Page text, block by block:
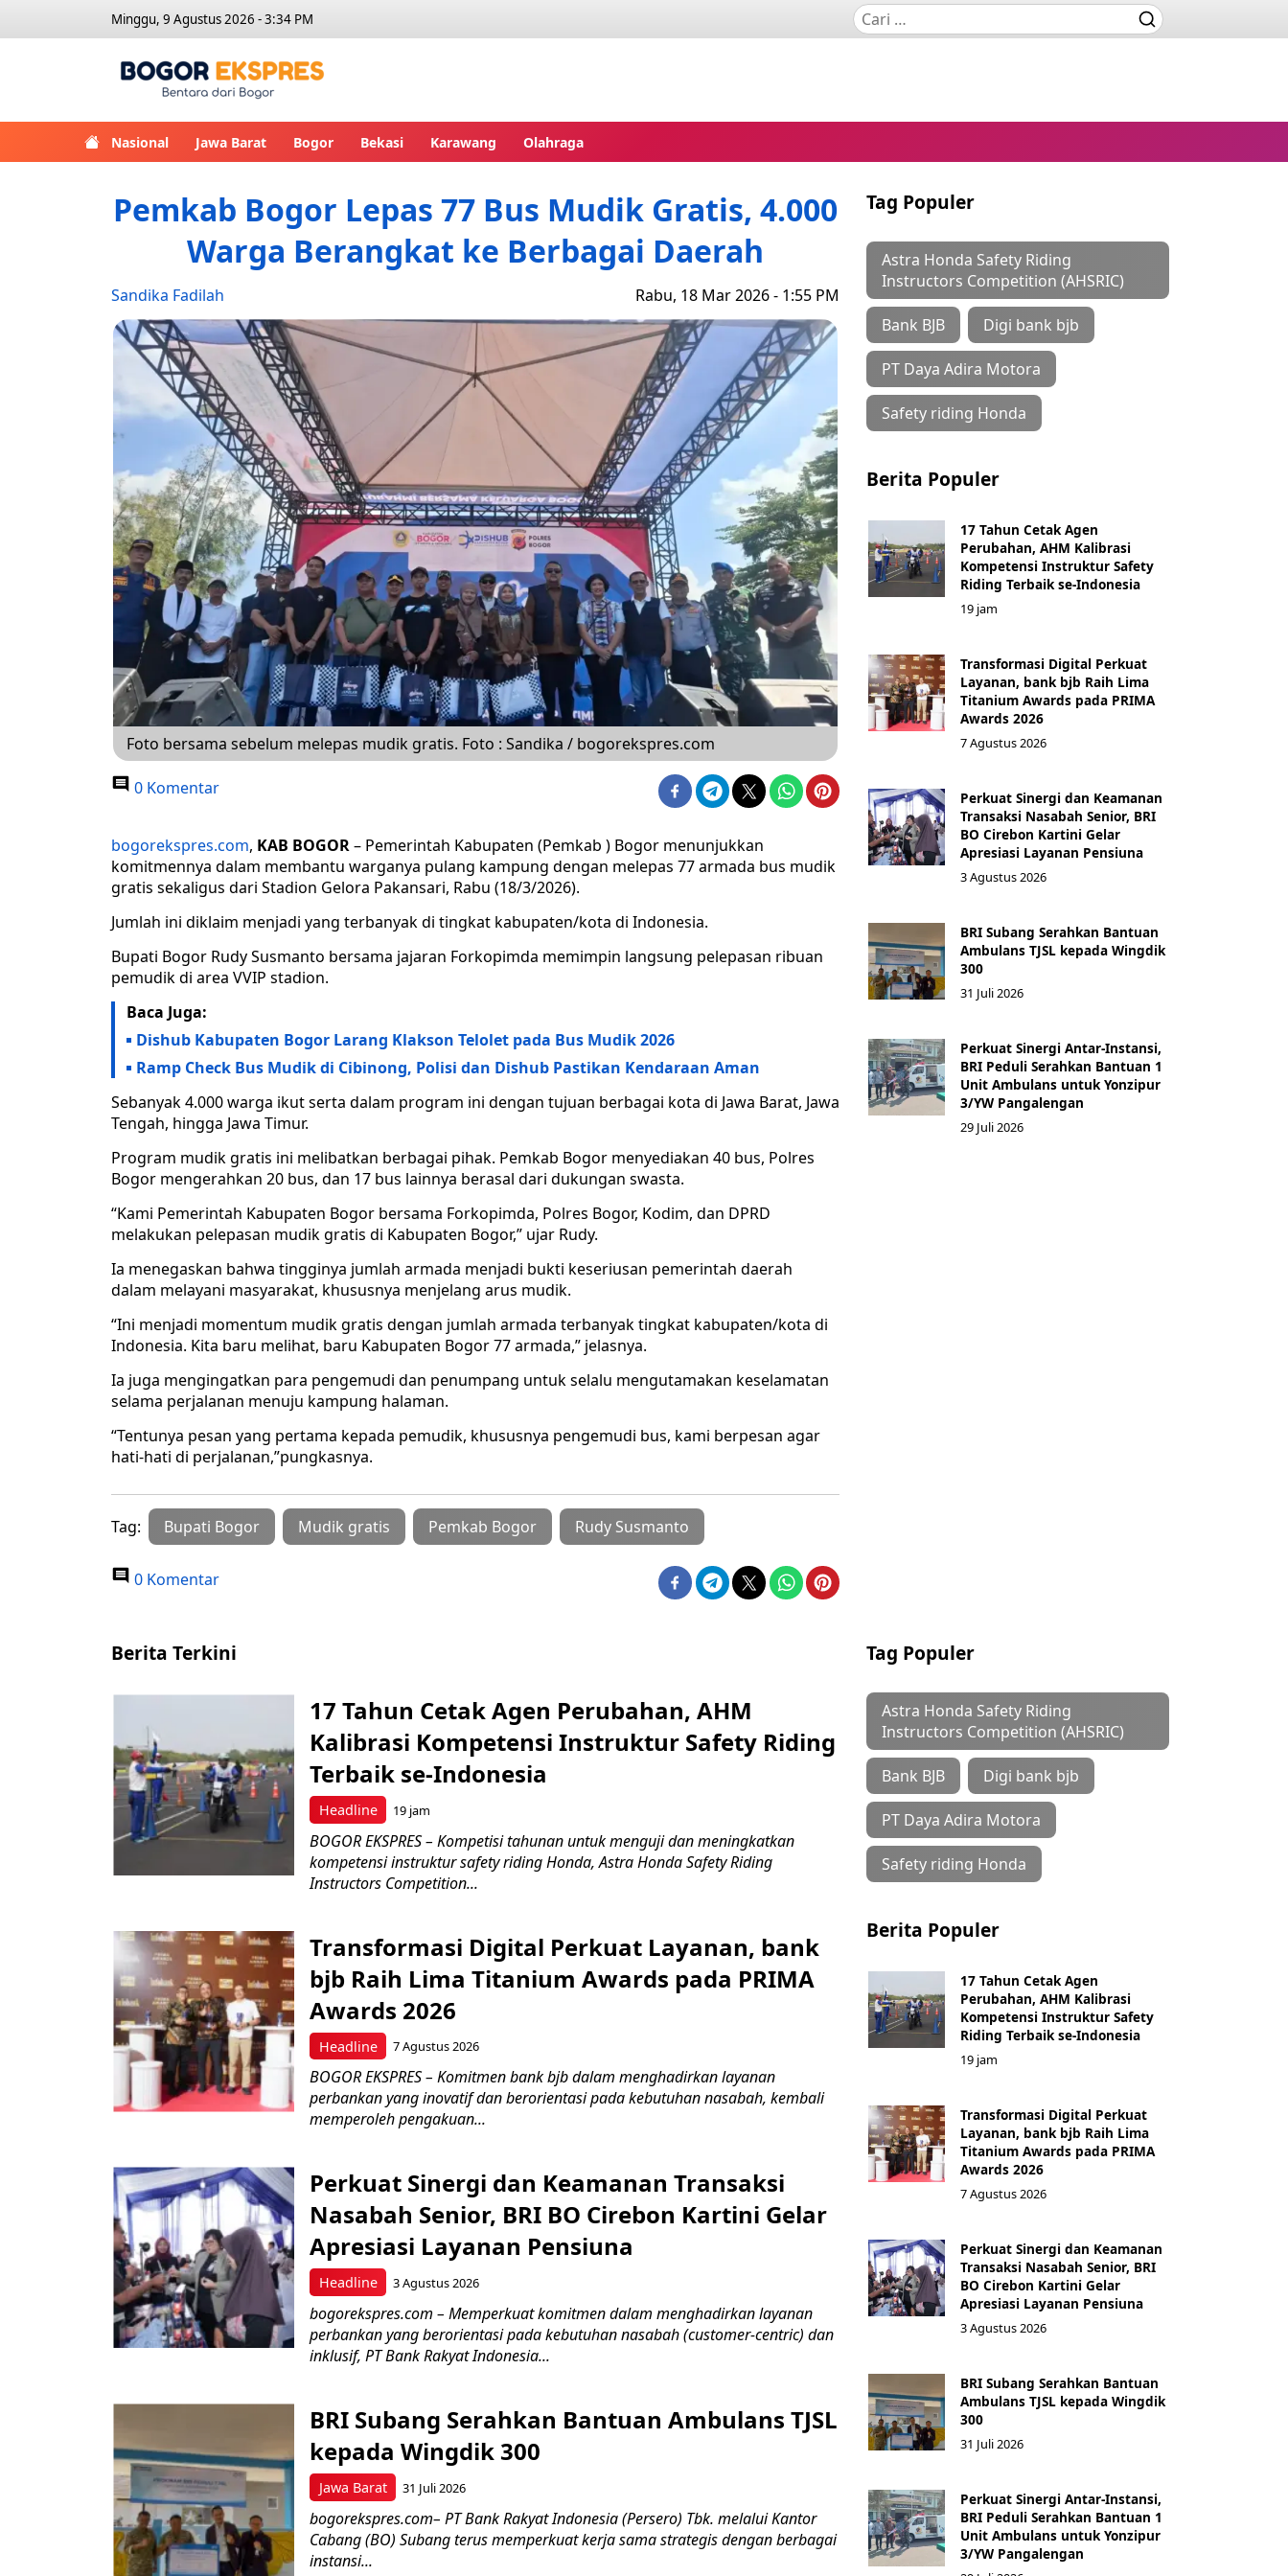
Minggu, 9 Agustus 2026 - 3:34 PM
Nasional Jawa Barat Bogor Bekasi Karawang Olahraga
Pemkab Bogor Lepas 77 Bus Mudik Gratis, 4.000
Warga Berangkat ke Berbagai Daerah
Sandika Fadilah Rabu, 18 Mar 2026 - 1:55 PM
Foto bersama sebelum melepas mudik gratis. Foto : Sandika / bogorekspres.com
0 Komentar
bogorekspres.com, KAB BOGOR– Pemerintah Kabupaten (Pemkab ) Bogor menunjukkan
komitmennya dalam membantu warganya pulang kampung dengan melepas 77 armada bus mudik
gratis sekaligus dari Stadion Gelora Pakansari, Rabu (18/3/2026).
Jumlah ini diklaim menjadi yang terbanyak di tingkat kabupaten/kota di Indonesia.
Bupati Bogor Rudy Susmanto bersama jajaran Forkopimda memimpin langsung pelepasan ribuan
pemudik di area VVIP stadion.
Baca Juga:
Dishub Kabupaten Bogor Larang Klakson Telolet pada Bus Mudik 2026
Ramp Check Bus Mudik di Cibinong, Polisi dan Dishub Pastikan Kendaraan Aman
Sebanyak 4.000 warga ikut serta dalam program ini dengan tujuan berbagai kota di Jawa Barat, Jawa
Tengah, hingga Jawa Timur.
Program mudik gratis ini melibatkan berbagai pihak. Pemkab Bogor menyediakan 40 bus, Polres
Bogor mengerahkan 20 bus, dan 17 bus lainnya berasal dari dukungan swasta.
“Kami Pemerintah Kabupaten Bogor bersama Forkopimda, Polres Bogor, Kodim, dan DPRD
melakukan pelepasan mudik gratis di Kabupaten Bogor,” ujar Rudy.
Ia menegaskan bahwa tingginya jumlah armada menjadi bukti keseriusan pemerintah daerah
dalam melayani masyarakat, khususnya menjelang arus mudik.
“Ini menjadi momentum mudik gratis dengan jumlah armada terbanyak tingkat kabupaten/kota di
Indonesia. Kita baru melihat, baru Kabupaten Bogor 77 armada,” jelasnya.
Ia juga mengingatkan para pengemudi dan penumpang untuk selalu mengutamakan keselamatan
selama perjalanan menuju kampung halaman.
“Tentunya pesan yang pertama kepada pemudik, khususnya pengemudi bus, kami berpesan agar
hati-hati di perjalanan,”pungkasnya.
Tag: Bupati Bogor Mudik gratis Pemkab Bogor Rudy Susmanto
0 Komentar
Tag Populer
Astra Honda Safety Riding
Instructors Competition (AHSRIC)
Bank BJB Digi bank bjb
PT Daya Adira Motora
Safety riding Honda
Berita Populer
17 Tahun Cetak Agen
Perubahan, AHM Kalibrasi
Kompetensi Instruktur Safety
Riding Terbaik se-Indonesia
19 jam
Transformasi Digital Perkuat
Layanan, bank bjb Raih Lima
Titanium Awards pada PRIMA
Awards 2026
7 Agustus 2026
Perkuat Sinergi dan Keamanan
Transaksi Nasabah Senior, BRI
BO Cirebon Kartini Gelar
Apresiasi Layanan Pensiuna
3 Agustus 2026
BRI Subang Serahkan Bantuan
Ambulans TJSL kepada Wingdik
300
31 Juli 2026
Perkuat Sinergi Antar-Instansi,
BRI Peduli Serahkan Bantuan 1
Unit Ambulans untuk Yonzipur
3/YW Pangalengan
29 Juli 2026
Berita Terkini
Headline
17 Tahun Cetak Agen Perubahan, AHM
Kalibrasi Kompetensi Instruktur Safety Riding
Terbaik se-Indonesia
19 jam
BOGOR EKSPRES – Kompetisi tahunan untuk menguji dan meningkatkan
kompetensi instruktur safety riding Honda, Astra Honda Safety Riding
Instructors Competition...
Headline
Transformasi Digital Perkuat Layanan, bank
bjb Raih Lima Titanium Awards pada PRIMA
Awards 2026
7 Agustus 2026
BOGOR EKSPRES – Komitmen bank bjb dalam menghadirkan layanan
perbankan yang inovatif dan berorientasi pada kebutuhan nasabah, kembali
memperoleh pengakuan...
Headline
Perkuat Sinergi dan Keamanan Transaksi
Nasabah Senior, BRI BO Cirebon Kartini Gelar
Apresiasi Layanan Pensiuna
3 Agustus 2026
bogorekspres.com – Memperkuat komitmen dalam menghadirkan layanan
perbankan yang berorientasi pada kebutuhan nasabah (customer-centric) dan
inklusif, PT Bank Rakyat Indonesia...
Jawa Barat
BRI Subang Serahkan Bantuan Ambulans TJSL
kepada Wingdik 300
31 Juli 2026
bogorekspres.com– PT Bank Rakyat Indonesia (Persero) Tbk. melalui Kantor
Cabang (BO) Subang terus memperkuat kerja sama strategis dengan berbagai
instansi...
Tag Populer
Astra Honda Safety Riding
Instructors Competition (AHSRIC)
Bank BJB Digi bank bjb
PT Daya Adira Motora
Safety riding Honda
Berita Populer
17 Tahun Cetak Agen
Perubahan, AHM Kalibrasi
Kompetensi Instruktur Safety
Riding Terbaik se-Indonesia
19 jam
Transformasi Digital Perkuat
Layanan, bank bjb Raih Lima
Titanium Awards pada PRIMA
Awards 2026
7 Agustus 2026
Perkuat Sinergi dan Keamanan
Transaksi Nasabah Senior, BRI
BO Cirebon Kartini Gelar
Apresiasi Layanan Pensiuna
3 Agustus 2026
BRI Subang Serahkan Bantuan
Ambulans TJSL kepada Wingdik
300
31 Juli 2026
Perkuat Sinergi Antar-Instansi,
BRI Peduli Serahkan Bantuan 1
Unit Ambulans untuk Yonzipur
3/YW Pangalengan